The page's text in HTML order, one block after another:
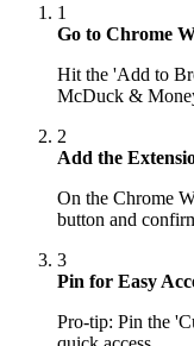
1
Go to Chrome
Hit the 'Add to
McDuck &
2
Add the
On the Chrome
button and
3
Pin for Easy
Pro-tip: Pin the